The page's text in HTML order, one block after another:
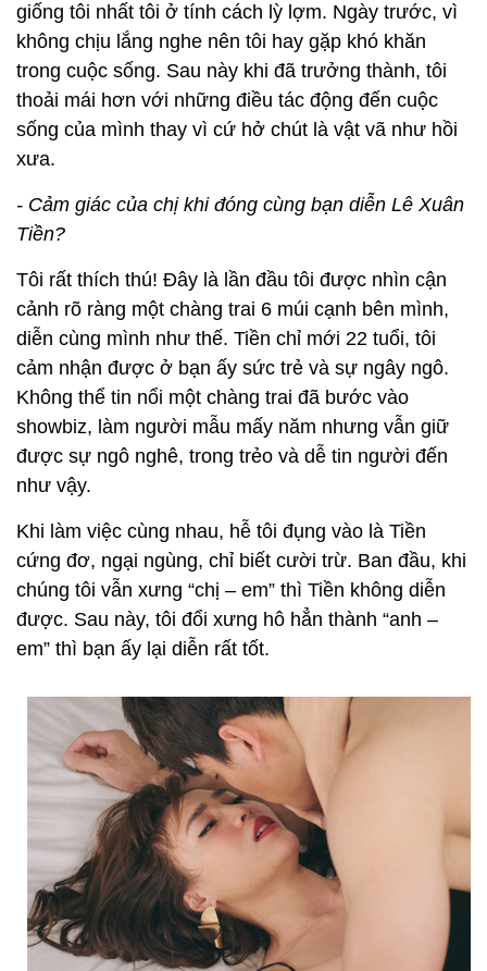
giống tôi nhất tôi ở tính cách lỳ lợm. Ngày trước, vì
không chịu lắng nghe nên tôi hay gặp khó khăn
trong cuộc sống. Sau này khi đã trưởng thành, tôi
thoải mái hơn với những điều tác động đến cuộc
sống của mình thay vì cứ hở chút là vật vã như hồi
xưa.
- Cảm giác của chị khi đóng cùng bạn diễn Lê Xuân
Tiền?
Tôi rất thích thú! Đây là lần đầu tôi được nhìn cận
cảnh rõ ràng một chàng trai 6 múi cạnh bên mình,
diễn cùng mình như thế. Tiền chỉ mới 22 tuổi, tôi
cảm nhận được ở bạn ấy sức trẻ và sự ngây ngô.
Không thể tin nổi một chàng trai đã bước vào
showbiz, làm người mẫu mấy năm nhưng vẫn giữ
được sự ngô nghê, trong trẻo và dễ tin người đến
như vậy.
Khi làm việc cùng nhau, hễ tôi đụng vào là Tiền
cứng đơ, ngại ngùng, chỉ biết cười trừ. Ban đầu, khi
chúng tôi vẫn xưng “chị – em” thì Tiền không diễn
được. Sau này, tôi đổi xưng hô hẳn thành “anh –
em” thì bạn ấy lại diễn rất tốt.